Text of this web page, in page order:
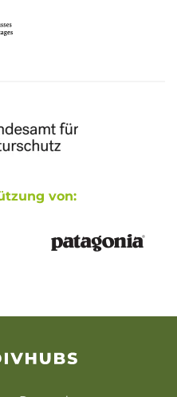
von: